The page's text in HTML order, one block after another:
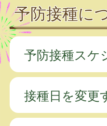
予防接種に
予防接種スケ
接種日を変更